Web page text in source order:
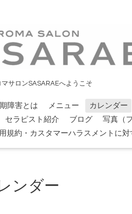
サロンSASARAEへようこそ
障害とは メニュー カレンダー
セラピスト紹介 ブログ 写真（
規約・カスタマーハラスメントに対
ンダー